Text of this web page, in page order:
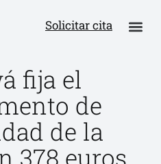
Solicitar cita
fija el
de
de la
378 euros